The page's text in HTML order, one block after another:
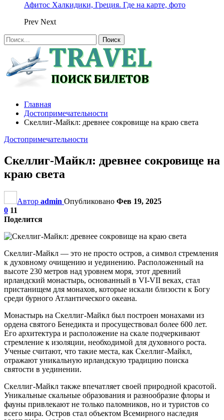
Афитос Халкидики, Греция. Где на карте, фото
Prev Next
Главная
Достопримечательности
Скеллиг-Майкл: древнее сокровище на краю света
Достопримечательности
Скеллиг-Майкл: древнее сокровище на
краю света
Автор admin Опубликовано Фев 19, 2025
0 11
Поделится
Скеллиг-Майкл — это не просто остров, а символ стремления
к духовному очищению и уединению. Расположенный на
высоте 230 метров над уровнем моря, этот древний
ирландский монастырь, основанный в VI-VII веках, стал
пристанищем для монахов, которые искали близости к Богу
среди бурного Атлантического океана.
Монастырь на Скеллиг-Майкл был построен монахами из
ордена святого Бенедикта и просуществовал более 600 лет.
Его архитектура и расположение на скале подчеркивают
стремление к изоляции, необходимой для духовного роста.
Ученые считают, что такие места, как Скеллиг-Майкл,
отражают уникальную ирландскую традицию поиска
святости в уединении.
Скеллиг-Майкл также впечатляет своей природной красотой.
Уникальные скальные образования и разнообразие флоры и
фауны привлекают не только паломников, но и туристов со
всего мира. Остров стал объектом Всемирного наследия